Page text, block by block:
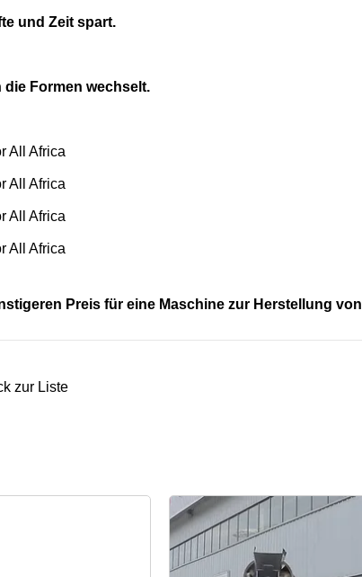
und Zeit spart.
Formen wechselt.
Preis für eine Maschine zur Herstellung von
zur Liste